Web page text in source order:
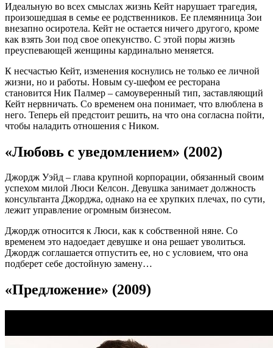
Идеальную во всех смыслах жизнь Кейт нарушает трагедия,
произошедшая в семье ее родственников. Ее племянница Зои
внезапно осиротела. Кейт не остается ничего другого, кроме
как взять Зои под свое опекунство. С этой поры жизнь
преуспевающей женщины кардинально меняется.
К несчастью Кейт, изменения коснулись не только ее личной
жизни, но и работы. Новым су-шефом ее ресторана
становится Ник Палмер – самоуверенный тип, заставляющий
Кейт нервничать. Со временем она понимает, что влюблена в
него. Теперь ей предстоит решить, на что она согласна пойти,
чтобы наладить отношения с Ником.
«Любовь с уведомлением» (2002)
Джордж Уэйд – глава крупной корпорации, обязанный своим
успехом милой Люси Келсон. Девушка занимает должность
консультанта Джорджа, однако на ее хрупких плечах, по сути,
лежит управление огромным бизнесом.
Джордж относится к Люси, как к собственной няне. Со
временем это надоедает девушке и она решает уволиться.
Джордж соглашается отпустить ее, но с условием, что она
подберет себе достойную замену…
«Предложение» (2009)